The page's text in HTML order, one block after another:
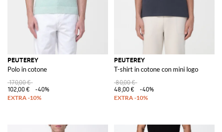
PEUTEREY
Polo in cotone
170,00 €
102,00 €
-40%
PEUTEREY
T-shirt in cotone con mini logo
80,00 €
48,00 €
-40%